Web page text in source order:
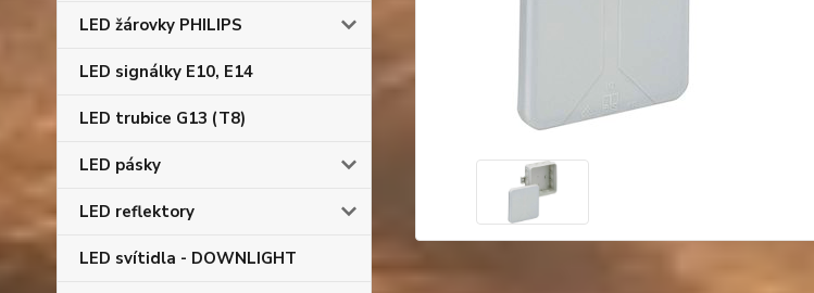
LED žárovky PHILIPS
LED signálky E10, E14
LED trubice G13 (T8)
LED pásky
LED reflektory
LED svítidla - DOWNLIGHT